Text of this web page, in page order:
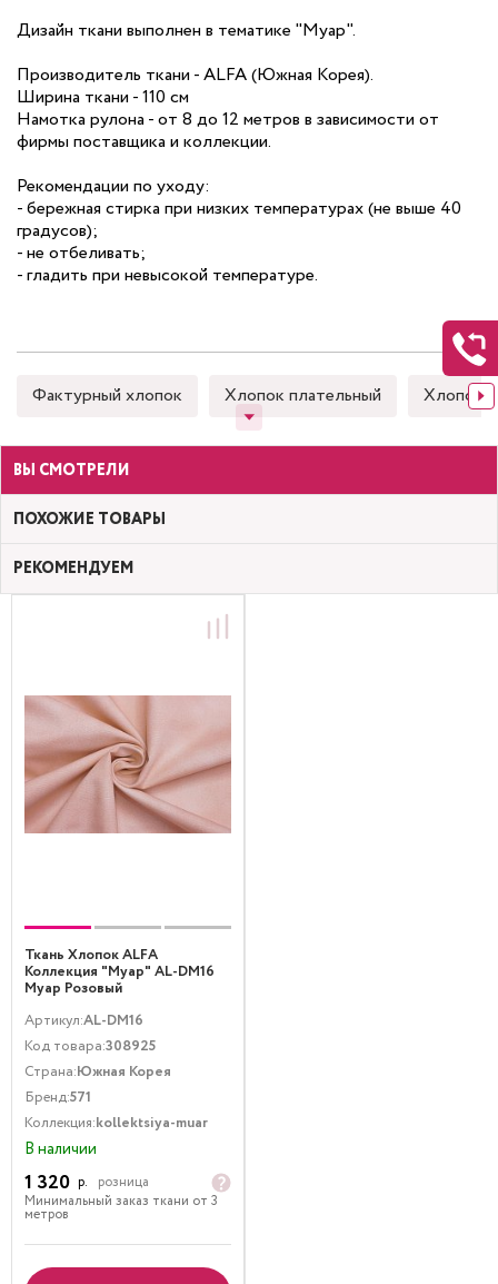
Дизайн ткани выполнен в тематике "Муар".
Производитель ткани - ALFA (Южная Корея).
Ширина ткани - 110 см
Намотка рулона - от 8 до 12 метров в зависимости от
фирмы поставщика и коллекции.
Рекомендации по уходу:
- бережная стирка при низких температурах (не выше 40
градусов);
- не отбеливать;
- гладить при невысокой температуре.
Фактурный хлопок Хлопок плательный Хлопок
ВЫ СМОТРЕЛИ
ПОХОЖИЕ ТОВАРЫ
РЕКОМЕНДУЕМ
Ткань Хлопок ALFA
Коллекция "Муар" AL-DM16
Муар Розовый
Артикул:AL-DM16
Код товара:308925
Страна:Южная Корея
Бренд:571
Коллекция:kollektsiya-muar
В наличии
1 320 р.
розница
Минимальный заказ ткани от 3
метров